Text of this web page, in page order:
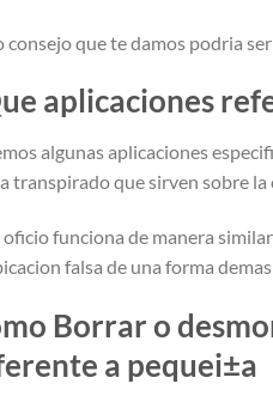
que te damos podri­a
aplicaciones
algunas aplicaciones
transpirado que sirven sobre
oficio funciona de manera
falsa de una forma
Borrar o
a pequei±a